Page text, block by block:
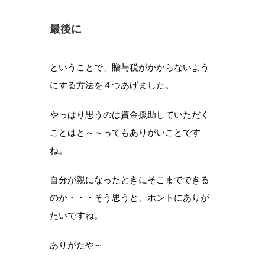
最後に
ということで、贈与税がかからないよう
にする方法を４つあげました。
やっぱり思うのは資金援助していただく
ことはと～～ってもありがいことです
ね。
自分が親になったときにそこまでできる
のか・・・そう思うと、ホントにありが
たいですね。
ありがたや～